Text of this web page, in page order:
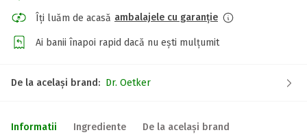
Îți luăm de acasă ambalajele cu garanție
Ai banii înapoi rapid dacă nu ești mulțumit
De la același brand: Dr. Oetker
Informatii Ingrediente De la același brand